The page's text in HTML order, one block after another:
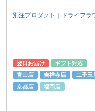
別注プロダクト｜ドライフラ
翌日お届け
ギフト対応
青山店
吉祥寺店
二子玉
京都店
福岡店